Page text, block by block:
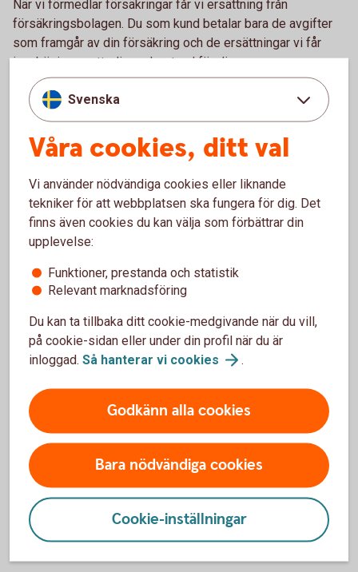
När vi förmedlar försäkringar får vi ersättning från
försäkringsbolagen. Du som kund betalar bara de avgifter
som framgår av din försäkring och de ersättningar vi får
innebär ingen ytterligare kostnad för dig.
Vi får olika typer av ersättning beroende på vilken typ av
försäkring det gäller. Till exempel finns det en fast
ersättning när försäkringen tecknas och ersättning i form av
en procentsats på första årets premie. Det finns även
Inte nöjd med vår
försäkringsdistribution?
Det är viktigt för oss att du är nöjd med de försäkringar vi
förmedlat till dig. Om du inte är nöjd ska du i första hand
vända dig till ditt bankkontor. Är du inte nöjd med det beslut
du fått kring ditt klagomål kan du istället be att få ditt
ärende prövat av Sparbanken Sjuhärad:
Försäkringar
Skaffa försäkringar för
Skaffa försäkringar förföretag
Svenska
Våra cookies, ditt val
Vi använder nödvändiga cookies eller liknande
tekniker för att webbplatsen ska fungera för dig. Det
finns även cookies du kan välja som förbättrar din
upplevelse:
Funktioner, prestanda och statistik
Relevant marknadsföring
Du kan ta tillbaka ditt cookie-medgivande när du vill,
på cookie-sidan eller under din profil när du är
inloggad. Så hanterar vi cookies .
Godkänn alla cookies
Bara nödvändiga cookies
Cookie-inställningar